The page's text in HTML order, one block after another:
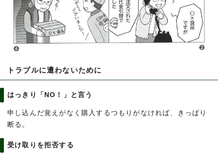
トラブルに遭わないために
はっきり「NO！」と言う
申し込んだ覚えがなく購入するつもりがなければ、きっぱり
断る。
受け取りを拒否する